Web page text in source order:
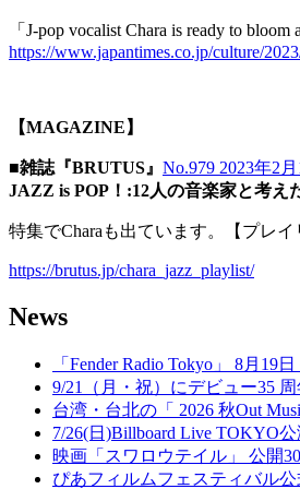
「J-pop vocalist Chara is ready to bloom
https://www.japantimes.co.jp/culture/
【MAGAZINE】
■雑誌『BRUTUS』 No.979 2023年2
JAZZ is POP！:12人の音楽家と考え
特集でCharaも出ています。【プレイ
https://brutus.jp/chara_jazz_playlist/
News
「Fender Radio Tokyo」 8月19
9/21（月・祝）にデビュー35 周
台湾・台北の「 2026 秋Out
7/26(日)Billboard Live TOKYO
映画「スワロウテイル」 公開
ぴあフィルムフェスティバル